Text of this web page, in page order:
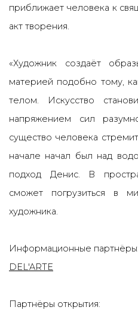
приближает человека к
акт творения.
«Художник создаёт
материей подобно тому,
телом. Искусство
напряжением сил
существо человека
начале начал был над
подход Денис. В
сможет погрузиться в
художника.
Информационные партнёры:
DEL'ARTE
Партнёры открытия: